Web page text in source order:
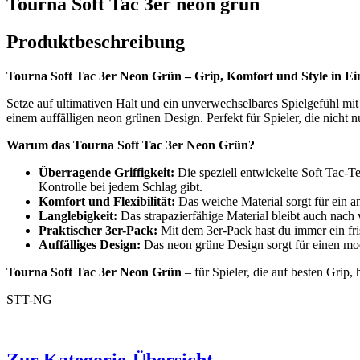
Produktbeschreibung
Tourna Soft Tac 3er Neon Grün – Grip, Komfort und Style in
Setze auf ultimativen Halt und ein unverwechselbares Spielgefühl
einem auffälligen neon grünen Design. Perfekt für Spieler, die nicht
Warum das Tourna Soft Tac 3er Neon Grün?
Überragende Griffigkeit: Die speziell entwickelte Soft Tac-
Kontrolle bei jedem Schlag gibt.
Komfort und Flexibilität: Das weiche Material sorgt für ein
Langlebigkeit: Das strapazierfähige Material bleibt auch
Praktischer 3er-Pack: Mit dem 3er-Pack hast du immer ein
Auffälliges Design: Das neon grüne Design sorgt für einen
Tourna Soft Tac 3er Neon Grün – für Spieler, die auf besten Grip,
STT-NG